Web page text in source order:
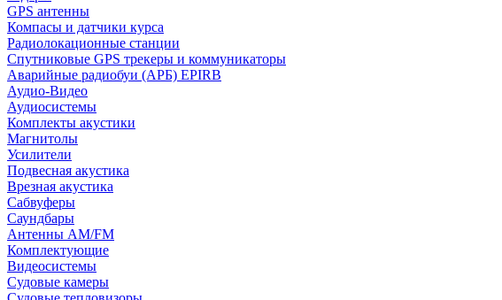
GPS антенны
Компасы и датчики курса
Радиолокационные станции
Спутниковые GPS трекеры и коммуникаторы
Аварийные радиобуи (АРБ) EPIRB
Аудио-Видео
Аудиосистемы
Комплекты акустики
Магнитолы
Усилители
Подвесная акустика
Врезная акустика
Сабвуферы
Саундбары
Антенны AM/FM
Комплектующие
Видеосистемы
Судовые камеры